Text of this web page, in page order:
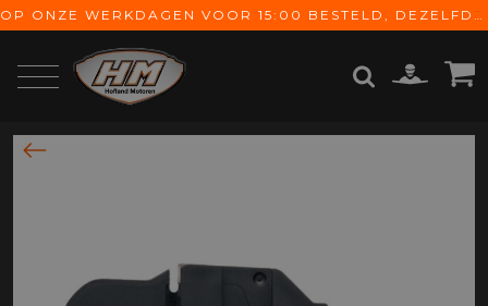
OP ONZE WERKDAGEN VOOR 15:00 BESTELD, DEZELFDE DAG VERZONDEN! GRATIS VERZENDING VANAF € 65,-